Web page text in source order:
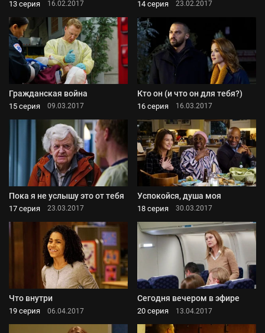
13 серия 16.02.2017 14 серия 23.02.2017
Гражданская война
15 серия 09.03.2017
Кто он (и что он для тебя?)
16 серия 16.03.2017
Пока я не услышу это от тебя
17 серия 23.03.2017
Успокойся, душа моя
18 серия 30.03.2017
Что внутри
19 серия 06.04.2017
Сегодня вечером в эфире
20 серия 13.04.2017